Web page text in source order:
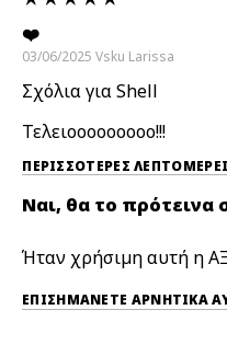
❤️
03/06/2025 Vsku Larissa
Σχόλια για Shell
Τελειοοοοοοοοο!!!
ΠΕΡΙΣΣΌΤΕΡΕΣ
Ναι, θα το πρότεινα
Ήταν χρήσιμη αυτή η